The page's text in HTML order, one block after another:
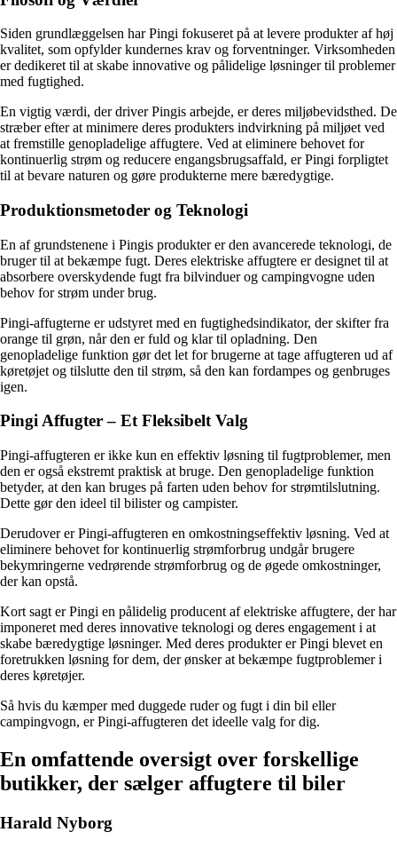
Siden grundlæggelsen har Pingi fokuseret på at levere produkter af høj
kvalitet, som opfylder kundernes krav og forventninger. Virksomheden
er dedikeret til at skabe innovative og pålidelige løsninger til problemer
med fugtighed.
En vigtig værdi, der driver Pingis arbejde, er deres miljøbevidsthed. De
stræber efter at minimere deres produkters indvirkning på miljøet ved
at fremstille genopladelige affugtere. Ved at eliminere behovet for
kontinuerlig strøm og reducere engangsbrugsaffald, er Pingi forpligtet
til at bevare naturen og gøre produkterne mere bæredygtige.
Produktionsmetoder og Teknologi
En af grundstenene i Pingis produkter er den avancerede teknologi, de
bruger til at bekæmpe fugt. Deres elektriske affugtere er designet til at
absorbere overskydende fugt fra bilvinduer og campingvogne uden
behov for strøm under brug.
Pingi-affugterne er udstyret med en fugtighedsindikator, der skifter fra
orange til grøn, når den er fuld og klar til opladning. Den
genopladelige funktion gør det let for brugerne at tage affugteren ud af
køretøjet og tilslutte den til strøm, så den kan fordampes og genbruges
igen.
Pingi Affugter – Et Fleksibelt Valg
Pingi-affugteren er ikke kun en effektiv løsning til fugtproblemer, men
den er også ekstremt praktisk at bruge. Den genopladelige funktion
betyder, at den kan bruges på farten uden behov for strømtilslutning.
Dette gør den ideel til bilister og campister.
Derudover er Pingi-affugteren en omkostningseffektiv løsning. Ved at
eliminere behovet for kontinuerlig strømforbrug undgår brugere
bekymringerne vedrørende strømforbrug og de øgede omkostninger,
der kan opstå.
Kort sagt er Pingi en pålidelig producent af elektriske affugtere, der har
imponeret med deres innovative teknologi og deres engagement i at
skabe bæredygtige løsninger. Med deres produkter er Pingi blevet en
foretrukken løsning for dem, der ønsker at bekæmpe fugtproblemer i
deres køretøjer.
Så hvis du kæmper med duggede ruder og fugt i din bil eller
campingvogn, er Pingi-affugteren det ideelle valg for dig.
En omfattende oversigt over forskellige
butikker, der sælger affugtere til biler
Harald Nyborg